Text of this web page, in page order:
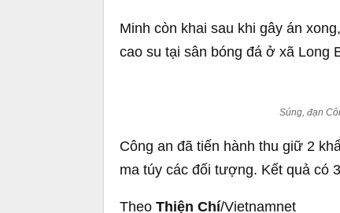
Minh còn khai sau khi gây án
cao su tại sân bóng đá ở xã Long
Súng, đạn
Công an đã tiến hành thu giữ 2
ma túy các đối tượng. Kết quả có
Theo Thiện Chí/Vietnamnet